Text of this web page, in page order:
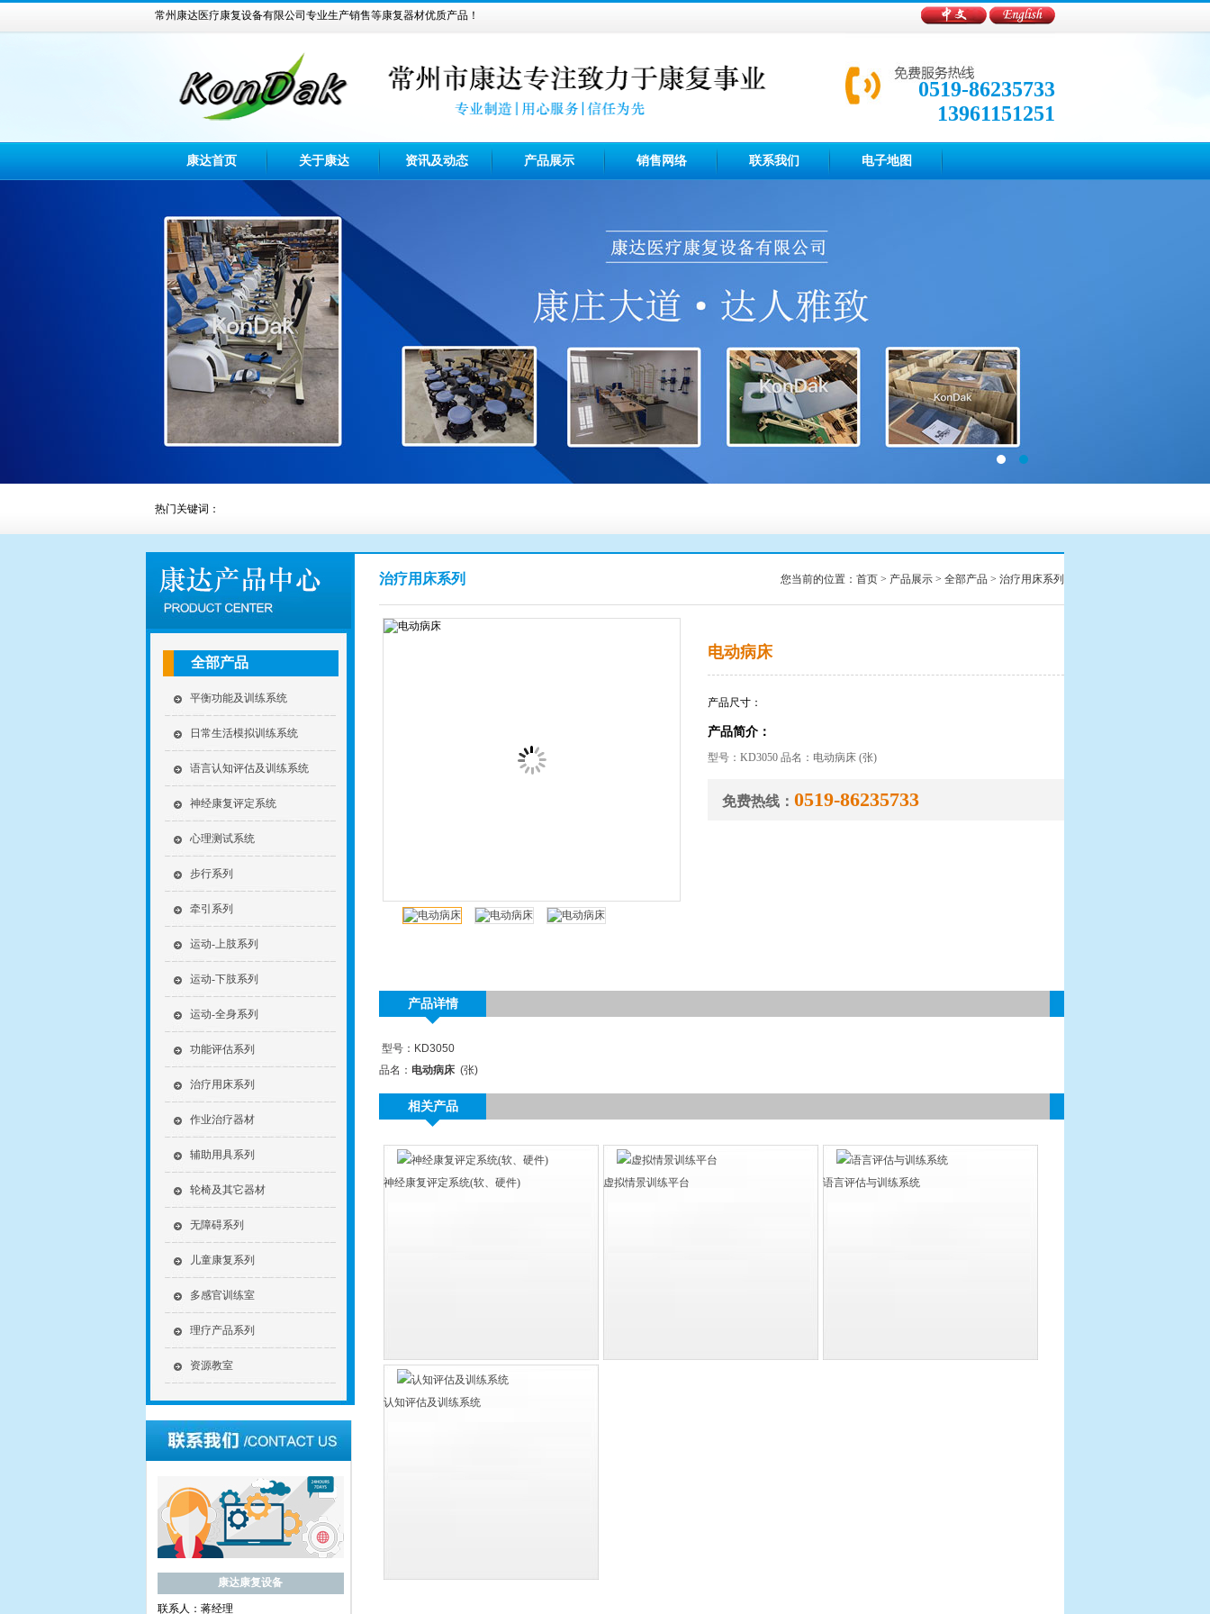
常州康达医疗康复设备有限公司专业生产销售等康复器材优质产品！
0519-86235733
13961151251
康达首页 关于康达 资讯及动态 产品展示 销售网络 联系我们 电子地图
热门关键词：
全部产品
平衡功能及训练系统
日常生活模拟训练系统
语言认知评估及训练系统
神经康复评定系统
心理测试系统
步行系列
牵引系列
运动-上肢系列
运动-下肢系列
运动-全身系列
功能评估系列
治疗用床系列
作业治疗器材
辅助用具系列
轮椅及其它器材
无障碍系列
儿童康复系列
多感官训练室
理疗产品系列
资源教室
康达康复设备
联系人：蒋经理
您当前的位置： 首页 > 产品展示 > 全部产品 > 治疗用床系列
治疗用床系列
电动病床
产品尺寸：
产品简介：
型号：KD3050 品名：电动病床 (张)
免费热线： 0519-86235733
产品详情
型号：KD3050
品名： 电动病床 (张)
相关产品
神经康复评定系统(软、硬件) 虚拟情景训练平台 语言评估与训练系统
认知评估及训练系统